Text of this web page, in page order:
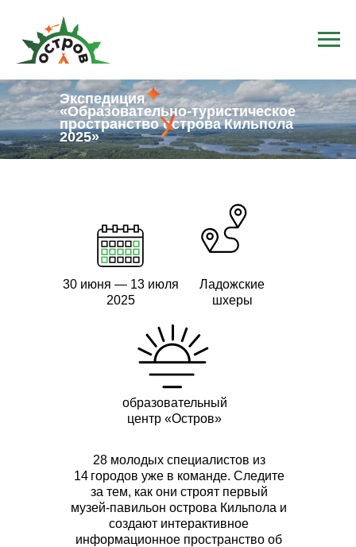
Экспедиция
«Образовательно‑туристическое
пространство острова Кильпола
2025»
30 июня — 13 июля
2025
28 молодых специалистов из
14 городов уже в команде. Следите
за тем, как они строят первый
музей‑павильон острова Кильпола и
создают интерактивное
информационное пространство об
Ладожские
шхеры
образовательный
центр «Остров»